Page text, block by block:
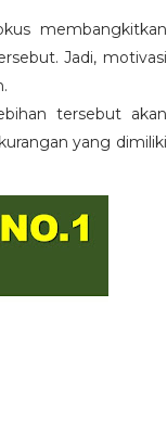
membangkitkan
Jadi, motivasi
tersebut akan
yang dimiliki